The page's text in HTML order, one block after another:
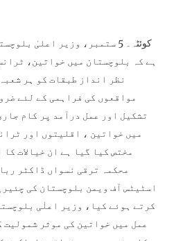
کوئٹہ۔ 5 ستمبر، وزیر اعلیٰ
ہے کہ بلوچستان میں خواتین،
نظر انداز طبقات کو ہر
مواقعوں کی فراہمی کے لئے
تشکیل اور عمل درآمد پر کام
میں خواتین ، اقلیتوں اور
مختص کیا گیا ہے ان خیالات
محکمہ ترقی نسواں ڈاکٹر
اسٹیٹس آف ویمن بلوچستان کی
کرتے ہوئے کیا، وزیر اعلٰی
عمل میں خواتین کی موثر